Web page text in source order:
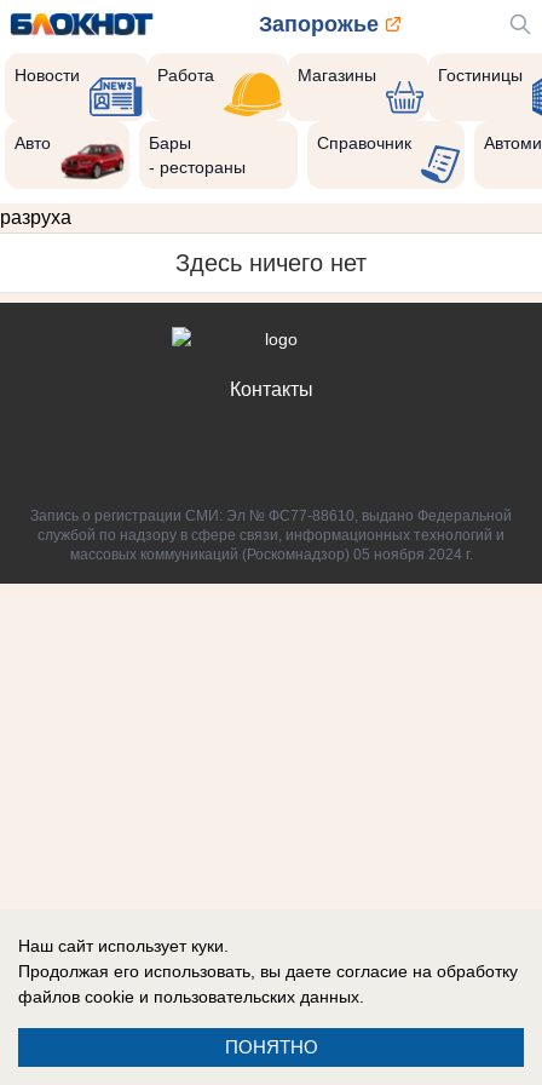
Запорожье
Новости Работа Магазины Гостиницы
Авто
Бары
- рестораны
Справочник
разруха
Здесь ничего нет
Контакты
Запись о регистрации СМИ: Эл № ФС77-88610, выдано Федеральной
службой по надзору в сфере связи, информационных технологий и
массовых коммуникаций (Роскомнадзор) 05 ноября 2024 г.
Наш сайт использует куки.
Продолжая его использовать, вы даете согласие на обработку
файлов cookie и пользовательских данных.
ПОНЯТНО